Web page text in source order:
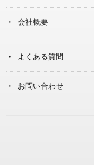
会社概要
よくある質問
お問い合わせ